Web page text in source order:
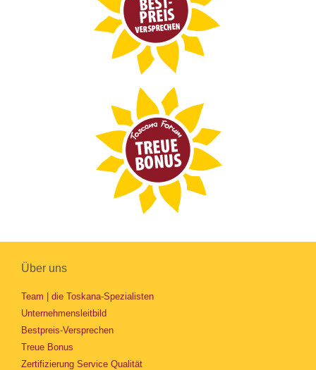
Über uns
Team | die Toskana-Spezialisten
Unternehmensleitbild
Bestpreis-Versprechen
Treue Bonus
Zertifizierung Service Qualität